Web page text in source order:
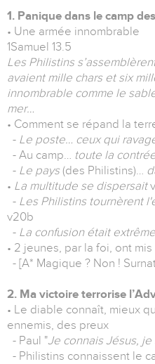
1. Panique dans le camp
• Une armée innombrable
1Samuel 13.5
Les Philistins
avaient mille chars et six
innombrable comme le
mer…
• Comment se répand la
- Le poste… ceux qui
- Au camp… toute la
- Le pays(des Philistins)…
• La multitude se dispersait
- Les Philistins tournèrent
v20b
- La confusion était extrême
• 2 jeunes, par la foi, ont
- [A* Magique ? Non !
2. Ma victoire terrorise
• Le diable connaît, mieux
ennemis, des preux
- Paul "Je connais Jésus,
- Philistins connaissent le